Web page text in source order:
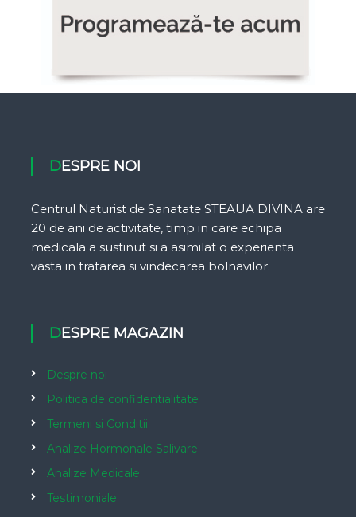
DESPRE NOI
Centrul Naturist de Sanatate STEAUA DIVINA are
20 de ani de activitate, timp in care echipa
medicala a sustinut si a asimilat o experienta
vasta in tratarea si vindecarea bolnavilor.
DESPRE MAGAZIN
Despre noi
Politica de confidentialitate
Termeni si Conditii
Analize Hormonale Salivare
Analize Medicale
Testimoniale